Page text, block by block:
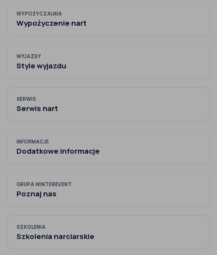
WYPOŻYCZALNIA
Wypożyczenie nart
WYJAZDY
Style wyjazdu
SERWIS
Serwis nart
INFORMACJE
Dodatkowe informacje
GRUPA WINTEREVENT
Poznaj nas
SZKOLENIA
Szkolenia narciarskie